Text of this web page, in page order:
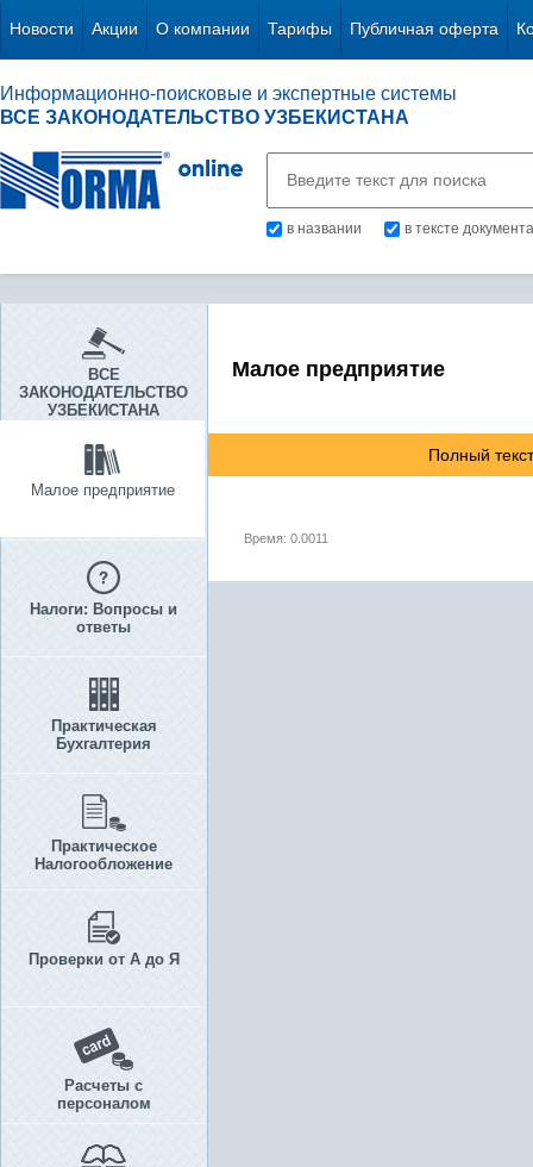
Новости Акции О компании Тарифы Публичная оферта
Информационно-поисковые и экспертные системы
ВСЕ ЗАКОНОДАТЕЛЬСТВО УЗБЕКИСТАНА
в названии в тексте документа
ВСЕ
ЗАКОНОДАТЕЛЬСТВО
УЗБЕКИСТАНА
Малое предприятие
Налоги: Вопросы и
ответы
Практическая
Бухгалтерия
Практическое
Налогообложение
Проверки от А до Я
Расчеты с
персоналом
Малое предприятие
Полный
Время: 0.0011